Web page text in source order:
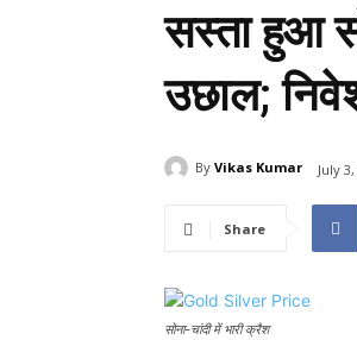
सस्ता हुआ
उछाल;
By Vikas Kumar July
Share
सोना-चांदी में भारी क्रैश